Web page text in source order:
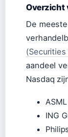
Overzicht
De
aandeel
Nasdaq
ING